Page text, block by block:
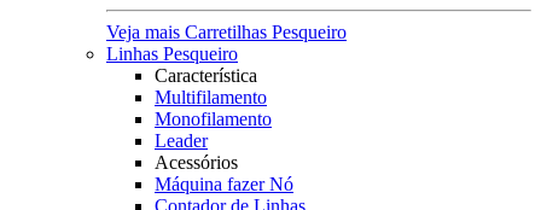
Veja mais Carretilhas Pesqueiro
Linhas Pesqueiro
Característica
Multifilamento
Monofilamento
Leader
Acessórios
Máquina fazer Nó
Contador de Linhas